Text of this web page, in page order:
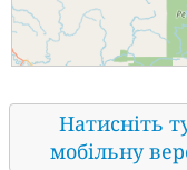
Натисніть
мобільну